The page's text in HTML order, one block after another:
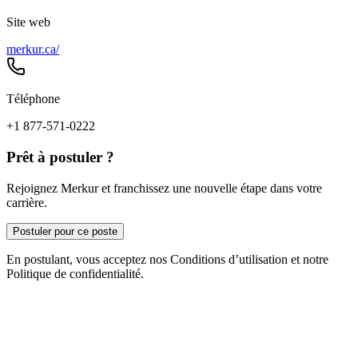
Site web
merkur.ca/
Téléphone
+1 877-571-0222
Prêt à postuler ?
Rejoignez Merkur et franchissez une nouvelle étape dans votre
carrière.
Postuler pour ce poste
En postulant, vous acceptez nos Conditions d’utilisation et notre
Politique de confidentialité.